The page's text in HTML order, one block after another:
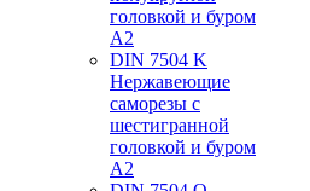
головкой и буром
А2
DIN 7504 K
Нержавеющие
саморезы с
шестигранной
головкой и буром
А2